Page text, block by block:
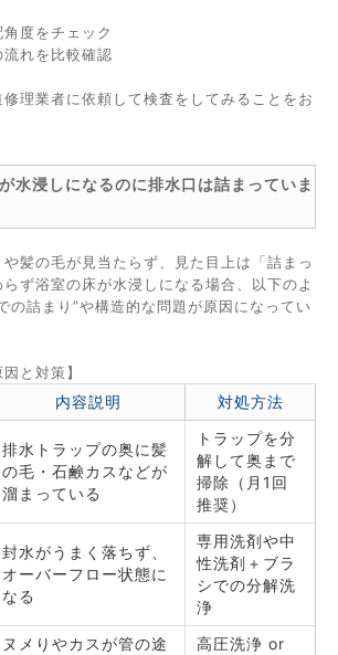
度をチェック
れを比較確認
理業者に依頼して検査をしてみることをお
水浸しになるのに排水口は詰まっていま
髪の毛が見当たらず、見た目上は「詰まっ
ず浴室の床が水浸しになる場合、以下のよ
の詰まり”や構造的な問題が原因になってい
と対策】
内容説明 対処方法
排水トラップの奥に髪
の毛・石鹸カスなどが
溜まっている
トラップを分
解して奥まで
掃除（月1回
推奨）
封水がうまく落ちず、
オーバーフロー状態に
なる
専用洗剤や中
性洗剤＋ブラ
シでの分解洗
浄
ヌメりやカスが管の途
高圧洗浄 or